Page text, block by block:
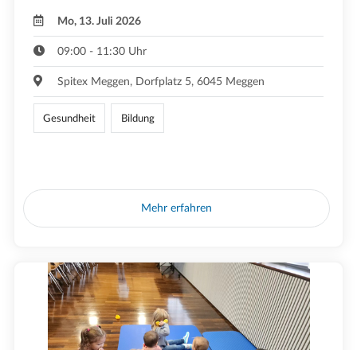
Mo, 13. Juli 2026
09:00 - 11:30 Uhr
Spitex Meggen, Dorfplatz 5, 6045 Meggen
Gesundheit Bildung
Mehr erfahren